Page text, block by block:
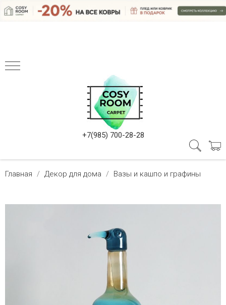
+7(985) 700-28-28
Главная Декор для дома Вазы и кашпо и графины